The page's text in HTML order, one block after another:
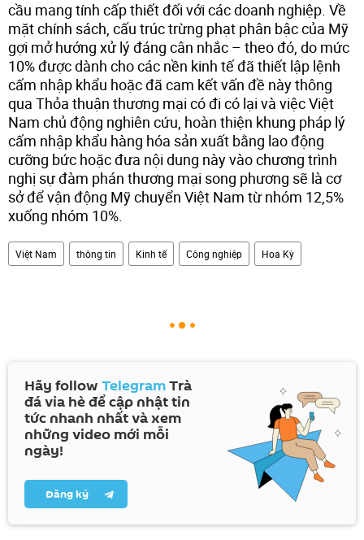
cầu mang tính cấp thiết đối với các doanh nghiệp. Về
mặt chính sách, cấu trúc trừng phạt phân bậc của Mỹ
gợi mở hướng xử lý đáng cân nhắc – theo đó, do mức
10% được dành cho các nền kinh tế đã thiết lập lệnh
cấm nhập khẩu hoặc đã cam kết vấn đề này thông
qua Thỏa thuận thương mại có đi có lại và việc Việt
Nam chủ động nghiên cứu, hoàn thiện khung pháp lý
cấm nhập khẩu hàng hóa sản xuất bằng lao động
cưỡng bức hoặc đưa nội dung này vào chương trình
nghị sự đàm phán thương mại song phương sẽ là cơ
sở để vận động Mỹ chuyển Việt Nam từ nhóm 12,5%
xuống nhóm 10%.
Việt Nam thông tin Kinh tế Công nghiệp Hoa Kỳ
Hãy follow TelegramTrà
đá vỉa hè để cập nhật tin
tức nhanh nhất và xem
những video mới mỗi
ngày!
Đăng ký